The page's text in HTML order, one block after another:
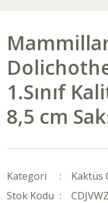
1.Sınıf
8,5 cm
Kategori
Kaktüs
Stok Kodu